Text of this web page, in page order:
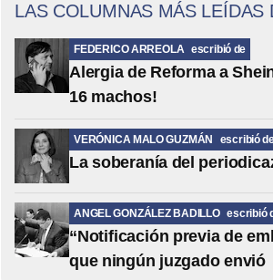
LAS COLUMNAS MÁS LEÍDAS
FEDERICO ARREOLA escribió de
Alergia de Reforma a
16 machos!
VERÓNICA MALO GUZMÁN escribió
La soberanía del
ANGEL GONZÁLEZ BADILLO escribió
“Notificación previa de
que ningún juzgado envió